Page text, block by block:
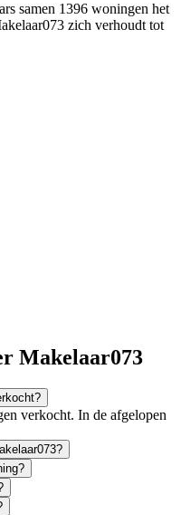
samen 1396 woningen het
zich verhoudt tot
Makelaar073
verkocht. In de afgelopen